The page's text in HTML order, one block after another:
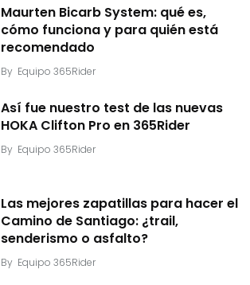
Maurten Bicarb System: qué es,
cómo funciona y para quién está
recomendado
By Equipo 365Rider
Así fue nuestro test de las nuevas
HOKA Clifton Pro en 365Rider
By Equipo 365Rider
Las mejores zapatillas para hacer el
Camino de Santiago: ¿trail,
senderismo o asfalto?
By Equipo 365Rider